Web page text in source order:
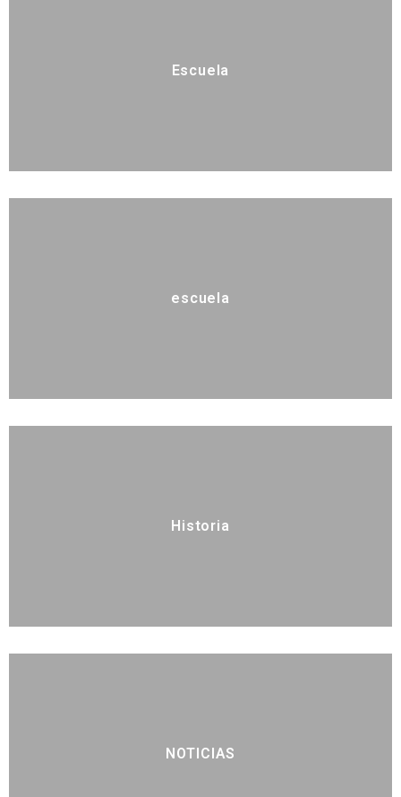
Escuela
escuela
Historia
NOTICIAS